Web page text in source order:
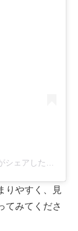
りやすく、見
てみてくださ